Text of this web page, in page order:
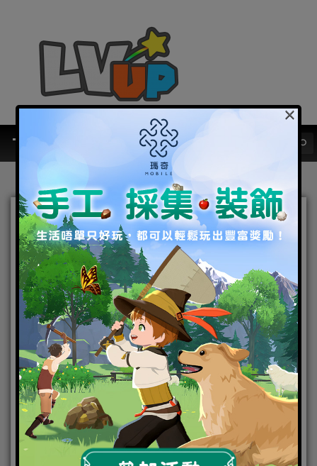
元氣江湖冒險啟程！2019超
激萌·奇趣江湖冒險手遊《元
氣小師妹》雙平台正式上
市！
2019-10-02|Android,IOS,手機遊戲,電腦遊戲
元氣小師
×